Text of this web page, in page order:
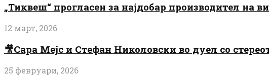
„Тиквеш“ прогласен за најдобар производител
12 март, 2026
🎥Сара Мејс и Стефан Николовски во дуел со
25 февруари, 2026